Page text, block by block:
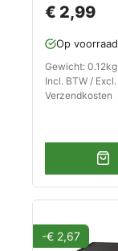
n
€ 2,99
Op voorraad
Gewicht: 0.12kg
Incl. BTW / Excl.
Verzendkosten
-€ 2,67